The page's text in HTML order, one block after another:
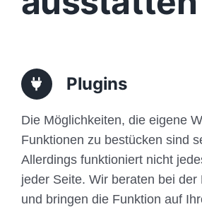
Plugins
Die Möglichkeiten, die eigene
Funktionen zu bestücken sind
Allerdings funktioniert nicht
jeder Seite. Wir beraten bei der
und bringen die Funktion auf